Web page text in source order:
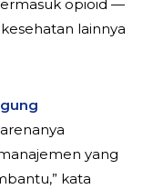
opioid —
lainnya
yang
kata